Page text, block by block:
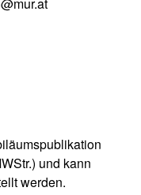
und kann
werden.